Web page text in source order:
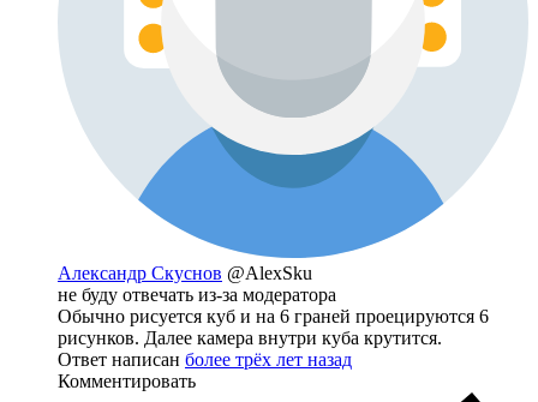
Александр Скуснов @AlexSku
не буду отвечать из-за модератора
Обычно рисуется куб и на 6 граней проецируются 6
рисунков. Далее камера внутри куба крутится.
Ответ написан более трёх лет назад
Комментировать